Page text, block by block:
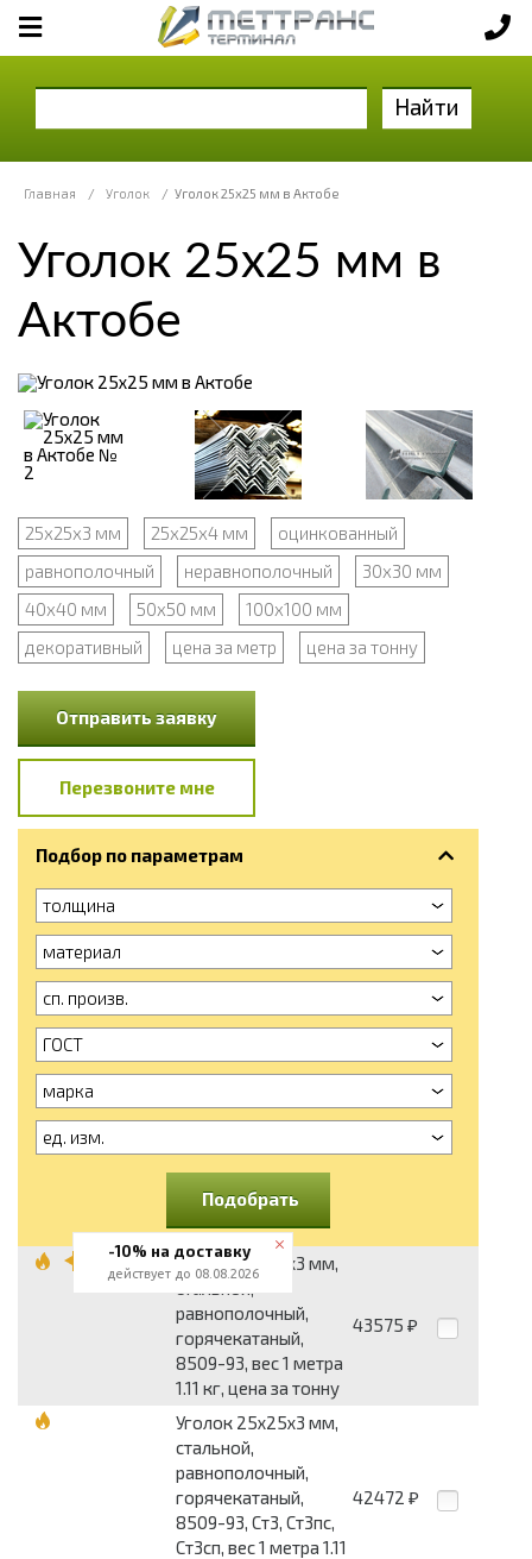
Найти
Главная / Уголок / Уголок 25x25 мм в Актобе
Уголок 25x25 мм в
Актобе
25х25х3 мм 25х25х4 мм
оцинкованный
равнополочный
неравнополочный
30x30 мм
40x40 мм
50x50 мм
100x100 мм
декоративный
цена за метр цена за тонну
Отправить заявку
Перезвоните мне
Подбор по параметрам
толщина
материал
сп. произв.
ГОСТ
марка
ед. изм.
Подобрать
Уголок 25x25x3 мм,
стальной,
равнополочный,
горячекатаный,
8509-93, вес 1 метра
1.11 кг, цена за тонну
43575 ₽
Уголок 25x25x3 мм,
стальной,
равнополочный,
горячекатаный,
8509-93, Ст3, Ст3пс,
Ст3сп, вес 1 метра 1.11
42472 ₽
-10% на доставку
действует до 08.08.2026